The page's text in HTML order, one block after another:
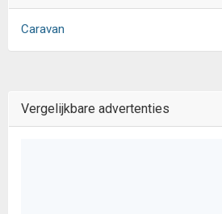
Caravan
Vergelijkbare advertenties